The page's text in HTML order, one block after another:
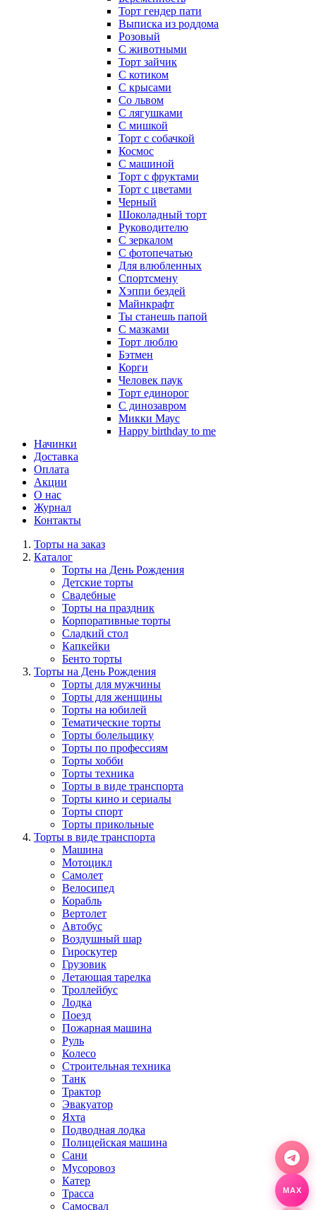
Торт гендер пати
Выписка из роддома
Розовый
С животными
Торт зайчик
С котиком
С крысами
Со львом
С лягушками
С мишкой
Торт с собачкой
Космос
С машиной
Торт с фруктами
Торт с цветами
Черный
Шоколадный торт
Руководителю
С зеркалом
С фотопечатью
Для влюбленных
Спортсмену
Хэппи бездей
Майнкрафт
Ты станешь папой
С мазками
Торт люблю
Бэтмен
Корги
Человек паук
Торт единорог
С динозавром
Микки Маус
Happy birthday to me
Начинки
Доставка
Оплата
Акции
О нас
Журнал
Контакты
Торты на заказ
Каталог
Торты на День Рождения
Детские торты
Свадебные
Торты на праздник
Корпоративные торты
Сладкий стол
Капкейки
Бенто торты
Торты на День Рождения
Торты для мужчины
Торты для женщины
Торты на юбилей
Тематические торты
Торты болельщику
Торты по профессиям
Торты хобби
Торты техника
Торты в виде транспорта
Торты кино и сериалы
Торты спорт
Торты прикольные
Торты в виде транспорта
Машина
Мотоцикл
Самолет
Велосипед
Корабль
Вертолет
Автобус
Воздушный шар
Гироскутер
Грузовик
Летающая тарелка
Троллейбус
Лодка
Поезд
Пожарная машина
Руль
Колесо
Строительная техника
Танк
Трактор
Эвакуатор
Яхта
Подводная лодка
Полицейская машина
Сани
Мусоровоз
Катер
Трасса
Самосвал
MAX